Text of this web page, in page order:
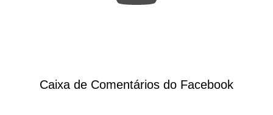
Caixa de Comentários do Facebook